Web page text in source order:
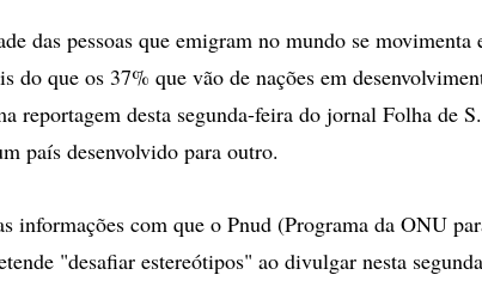
das pessoas que emigram no mundo se movimenta
do que os 37% que vão de nações em
reportagem desta segunda-feira do jornal Folha de
país desenvolvido para outro.
informações com que o Pnud (Programa da ONU
"desafiar estereótipos" ao divulgar nesta